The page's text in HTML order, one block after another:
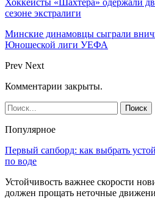
сезоне экстралиги
Минские динамовцы сыграли
Юношеской лиги УЕФА
Prev Next
Комментарии закрыты.
Популярное
Первый сапборд: как выбрать
по воде
Устойчивость важнее скорости
должен прощать неточные